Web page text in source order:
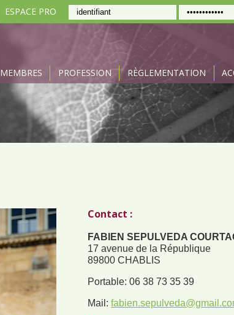
ESPACE PRO
MEMBRES PROFESSION RÈGLEMENTATION
Contact :
FABIEN SEPULVEDA
17 avenue de la République
89800 CHABLIS
Portable: 06 38 73 35 39
Mail: